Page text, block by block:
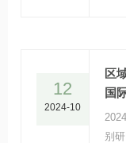
及
12
2024-10
区
国
别